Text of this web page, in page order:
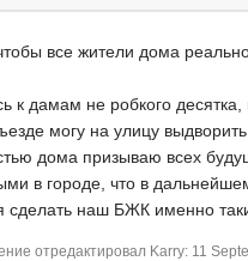
все жители дома
к дамам не робкого
могу на улицу
дома призываю всех
в городе, что в
сделать наш БЖК именно
отредактировал Karry: 11